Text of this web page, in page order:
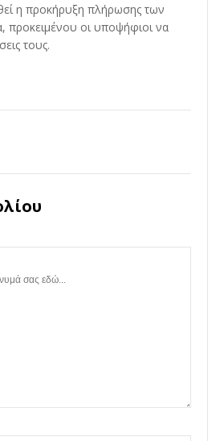
η προκήρυξη πλήρωσης των
προκειμένου οι υποψήφιοι να
τους.